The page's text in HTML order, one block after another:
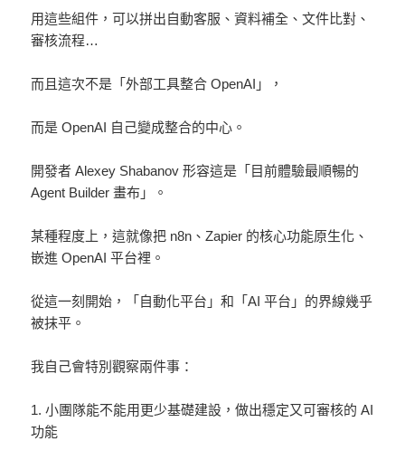
用這些組件，可以拼出自動客服、資料補全、文件比對、
審核流程…
而且這次不是「外部工具整合 OpenAI」，
而是 OpenAI 自己變成整合的中心。
開發者 Alexey Shabanov 形容這是「目前體驗最順暢的
Agent Builder 畫布」。
某種程度上，這就像把 n8n、Zapier 的核心功能原生化、
嵌進 OpenAI 平台裡。
從這一刻開始，「自動化平台」和「AI 平台」的界線幾乎
被抹平。
我自己會特別觀察兩件事：
1. 小團隊能不能用更少基礎建設，做出穩定又可審核的 AI
功能